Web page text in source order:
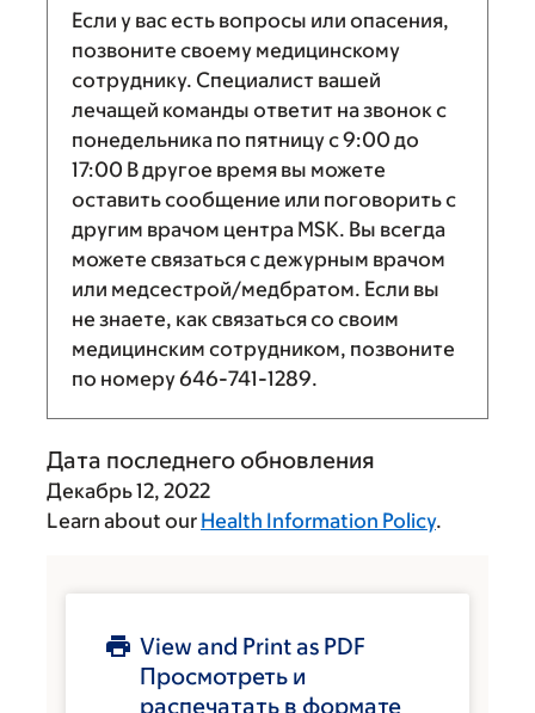
Если у вас есть вопросы или опасения,
позвоните своему медицинскому
сотруднику. Специалист вашей
лечащей команды ответит на звонок с
понедельника по пятницу с9:00 до
17:00 В другое время вы можете
оставить сообщение или поговорить с
другим врачом центра MSK. Вы всегда
можете связаться с дежурным врачом
или медсестрой/медбратом. Если вы
не знаете, как связаться со своим
медицинским сотрудником, позвоните
по номеру646-741-1289.
Дата последнего обновления
Декабрь 12, 2022
Learn about our Health Information Policy.
View and Print as PDF
Просмотреть и
распечатать в формате